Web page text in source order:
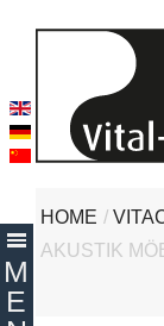
HOME /
AKUSTIK